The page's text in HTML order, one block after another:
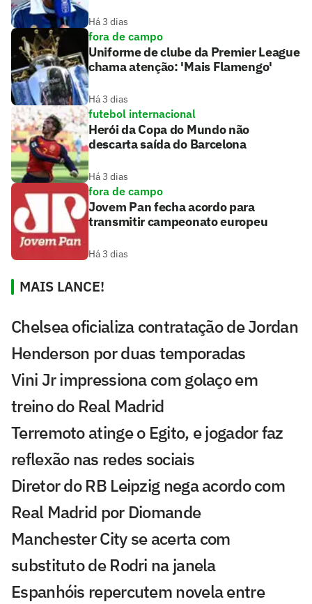
Há 3 dias
fora de campo
Uniforme de clube da Premier League
chama atenção: 'Mais Flamengo'
Há 3 dias
futebol internacional
Herói da Copa do Mundo não
descarta saída do Barcelona
Há 3 dias
fora de campo
Jovem Pan fecha acordo para
transmitir campeonato europeu
Há 3 dias
MAIS LANCE!
Chelsea oficializa contratação de Jordan
Henderson por duas temporadas
Vini Jr impressiona com golaço em
treino do Real Madrid
Terremoto atinge o Egito, e jogador faz
reflexão nas redes sociais
Diretor do RB Leipzig nega acordo com
Real Madrid por Diomande
Manchester City se acerta com
substituto de Rodri na janela
Espanhóis repercutem novela entre